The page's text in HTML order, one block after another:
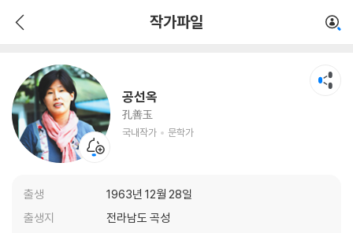
작가파일
공선옥
孔善玉
국내작가
문학가
출생
1963년 12월 28일
출생지
전라남도 곡성